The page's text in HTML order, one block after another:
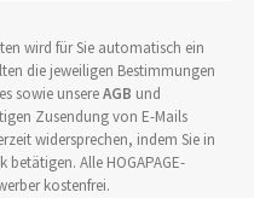
wird für Sie automatisch ein
die jeweiligen Bestimmungen
sowie unsereAGB und
Zusendung von E-Mails
widersprechen, indem Sie in
Alle HOGAPAGE-
kostenfrei.